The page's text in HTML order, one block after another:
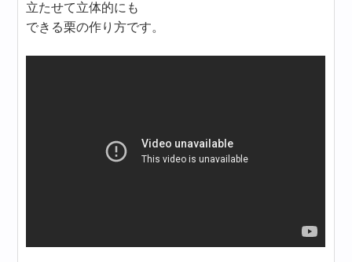
立たせて立体的にも
できる栗の作り方です。